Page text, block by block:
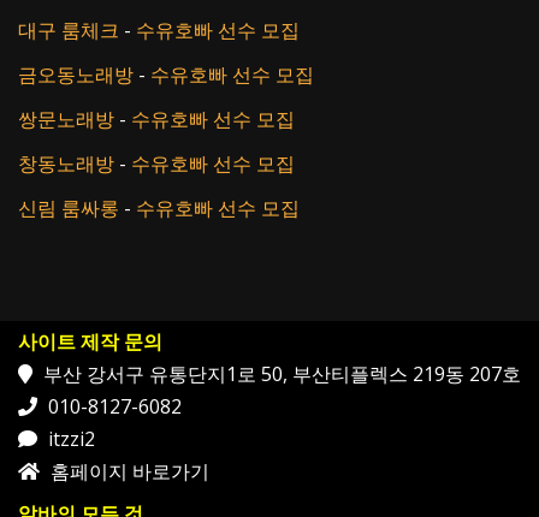
대구 룸체크 - 수유호빠 선수 모집
금오동노래방 - 수유호빠 선수 모집
쌍문노래방 - 수유호빠 선수 모집
창동노래방 - 수유호빠 선수 모집
신림 룸싸롱 - 수유호빠 선수 모집
사이트 제작 문의
부산 강서구 유통단지1로 50, 부산티플렉스 219동 207호
010-8127-6082
itzzi2
홈페이지 바로가기